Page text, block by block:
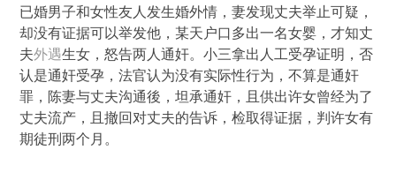
已婚男子和女性友人发生婚外情，妻发现丈夫举止可疑，
却没有证据可以举发他，某天户口多出一名女婴，才知丈
夫外遇生女，怒告两人通奸。小三拿出人工受孕证明，否
认是通奸受孕，法官认为没有实际性行为，不算是通奸
罪，陈妻与丈夫沟通後，坦承通奸，且供出许女曾经为了
丈夫流产，且撤回对丈夫的告诉，检取得证据，判许女有
期徒刑两个月。